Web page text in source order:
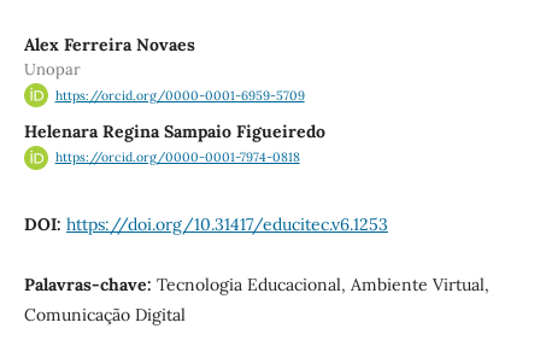
Alex Ferreira Novaes
Unopar
https://orcid.org/0000-0001-6959-5709
Helenara Regina Sampaio Figueiredo
https://orcid.org/0000-0001-7974-0818
DOI: https://doi.org/10.31417/educitec.v6.1253
Palavras-chave: Tecnologia Educacional, Ambiente Virtual,
Comunicação Digital